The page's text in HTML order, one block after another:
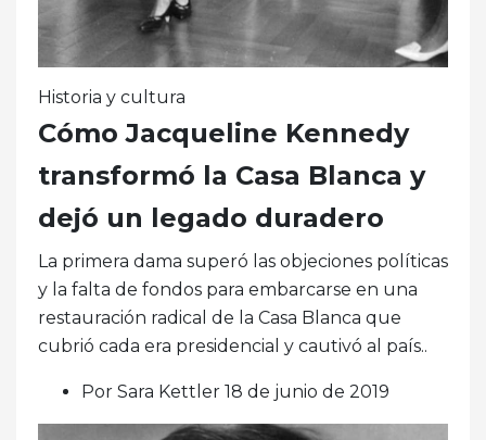
Historia y cultura
Cómo Jacqueline Kennedy
transformó la Casa Blanca y
dejó un legado duradero
La primera dama superó las objeciones políticas
y la falta de fondos para embarcarse en una
restauración radical de la Casa Blanca que
cubrió cada era presidencial y cautivó al país..
Por Sara Kettler 18 de junio de 2019